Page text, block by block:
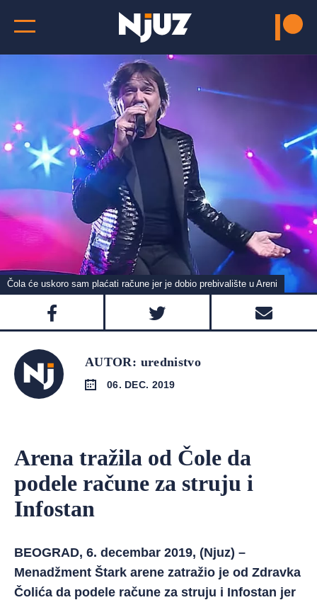
Čola će uskoro sam plaćati račune jer je dobio prebivalište u Areni
AUTOR: urednistvo
06. DEC. 2019
Arena tražila od Čole da
podele račune za struju i
Infostan
BEOGRAD, 6. decembar 2019, (Njuz) –
Menadžment Štark arene zatražio je od Zdravka
Čolića da podele račune za struju i Infostan jer